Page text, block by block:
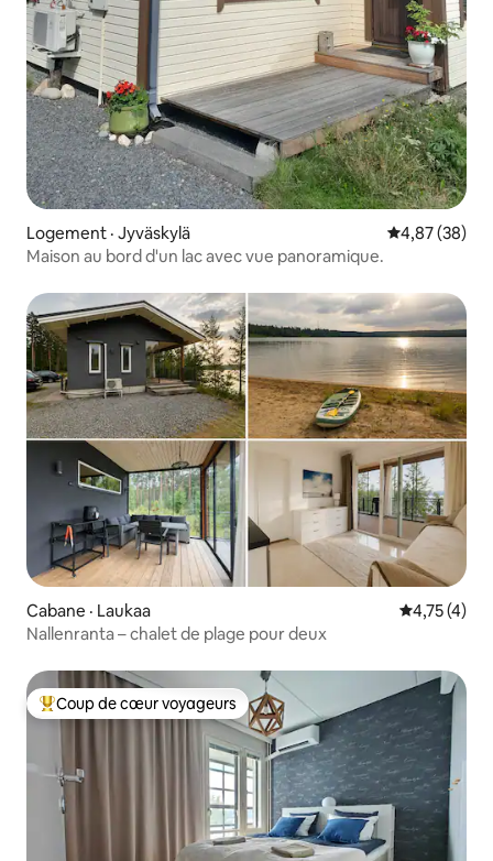
Logement · Jyväskylä Note
4,87 (38)
Maison au bord d'un lac avec vue panoramique.
Cabane · Laukaa Note
4,75 (4)
Nallenranta – chalet de plage pour deux
Coup de cœur voyageurs parmi les plus aimés
Coup de cœur voyageurs